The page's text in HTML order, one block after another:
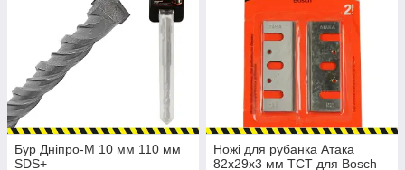
Бур Днiпро-М 10 мм 110 мм
SDS+
Ножі для рубанкa Атака
82x29x3 мм TCT для Bosch